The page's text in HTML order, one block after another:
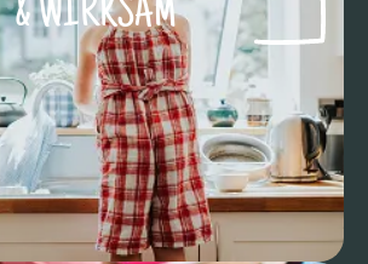
& WIRKSAM